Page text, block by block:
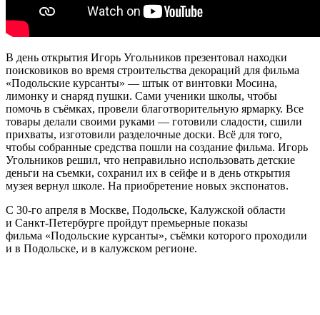
В день открытия Игорь Угольников презентовал находки
поисковиков во время строительства декораций для фильма
«Подольские курсанты» — штык от винтовки Мосина,
лимонку и снаряд пушки. Сами ученики школы, чтобы
помочь в съёмках, провели благотворительную ярмарку. Все
товары делали своими руками — готовили сладости, сшили
прихваты, изготовили разделочные доски. Всё для того,
чтобы собранные средства пошли на создание фильма. Игорь
Угольников решил, что неправильно использовать детские
деньги на съемки, сохранил их в сейфе и в день открытия
музея вернул школе. На приобретение новых экспонатов.
С 30-го апреля в Москве, Подольске, Калужской области
и Санкт-Петербурге пройдут премьерные показы
фильма «Подольские курсанты», съёмки которого проходили
и в Подольске, и в калужском регионе.